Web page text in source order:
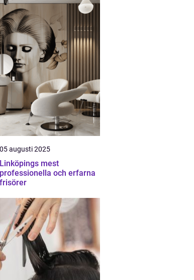
05 augusti 2025
Linköpings mest
professionella och erfarna
frisörer